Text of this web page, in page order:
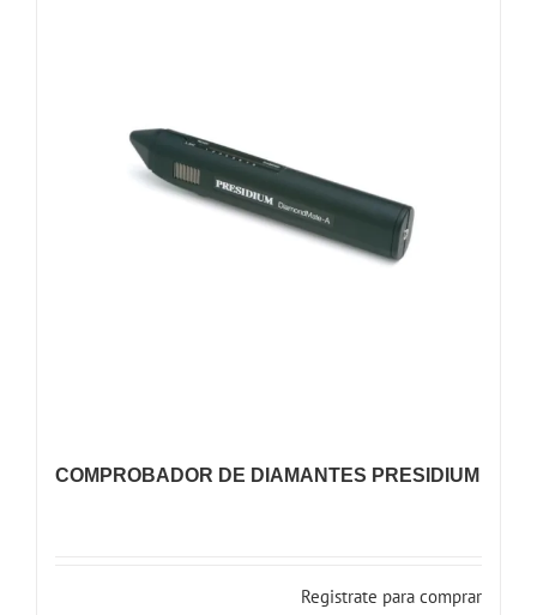
COMPROBADOR DE DIAMANTES PRESIDIUM
Registrate para comprar